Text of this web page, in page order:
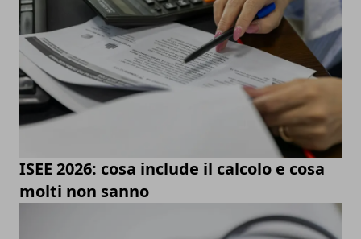
ISEE 2026: cosa include il calcolo e cosa
molti non sanno